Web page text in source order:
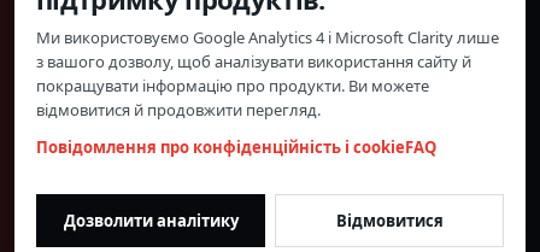
пряма глобальна підтримка.
© 2026 Toway Technology (Shanghai) Co., Ltd. Усі права захищено.
Конфіденційність і файли cookieFAQНалаштування cookie
ДИЛЕРАМИ
Ми використовуємо Google Analytics 4 і Microsoft Clarity лише
з вашого дозволу, щоб аналізувати використання сайту й
покращувати інформацію про продукти. Ви можете
відмовитися й продовжити перегляд.
Повідомлення про конфіденційність і cookieFAQ
Дозволити аналітику Відмовитися